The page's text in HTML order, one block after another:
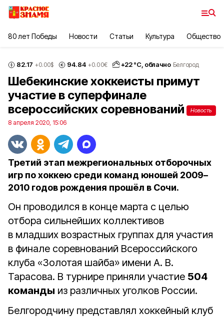
80 лет Победы Новости Статьи Культура Общество
82.17 +0.00$ 94.84 +0.00€ +22°С, облачно Белгород
Шебекинские хоккеисты примут
участие в суперфинале
всероссийских соревнований
Новость
8 апреля 2020, 15:06
Третий этап межрегиональных отборочных
игр по хоккею среди команд юношей 2009–
2010 годов рождения прошёл в Сочи.
Он проводился в конце марта с целью
отбора сильнейших коллективов
в младших возрастных группах для участия
в финале соревнований Всероссийского
клуба «Золотая шайба» имени А. В.
Тарасова. В турнире приняли участие 504
команды из различных уголков России.
Белгородчину представлял хоккейный клуб